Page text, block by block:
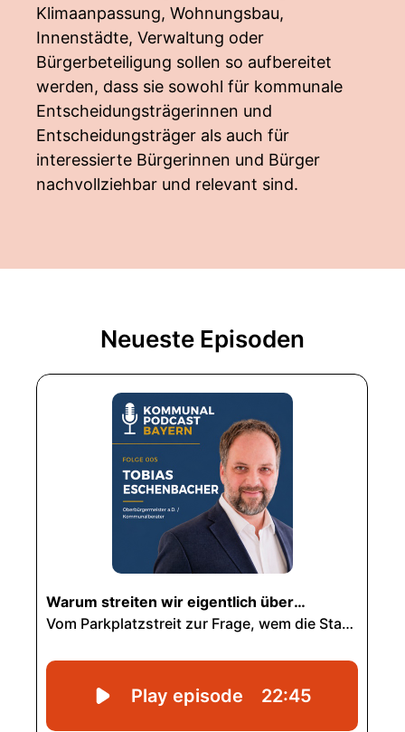
Klimaanpassung, Wohnungsbau,
Innenstädte, Verwaltung oder
Bürgerbeteiligung sollen so aufbereitet
werden, dass sie sowohl für kommunale
Entscheidungsträgerinnen und
Entscheidungsträger als auch für
interessierte Bürgerinnen und Bürger
nachvollziehbar und relevant sind.
Neueste Episoden